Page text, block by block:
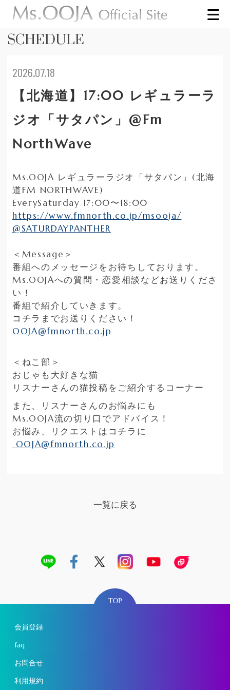
SCHEDULE
2026.07.18
【北海道】17:00 レギュラーラ
ジオ「サタパン」@Fm
NorthWave
Ms.OOJA レギュラーラジオ「サタパン」(北海
道FM NORTHWAVE)
EverySaturday 17:00〜18:00
https://www.fmnorth.co.jp/msooja/
@SATURDAYPANTHER
＜Message＞
番組へのメッセージをお待ちしております。
Ms.OOJAへの質問・恋愛相談などお送りくださ
い！
番組で紹介していきます。
コチラまでお送りください！
OOJA@fmnorth.co.jp
＜ねこ部＞
おじゃも大好きな猫
リスナーさんの猫投稿をご紹介するコーナー
また、リスナーさんのお悩みにも
Ms.OOJA流の切り口でアドバイス！
お悩み、リクエストはコチラに
OOJA@fmnorth.co.jp
一覧に戻る
TOP
会員登録
faq
お問合せ
利用規約